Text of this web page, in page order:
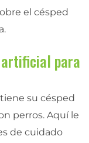
el césped
artificial para
su césped
perros. Aquí le
de cuidado